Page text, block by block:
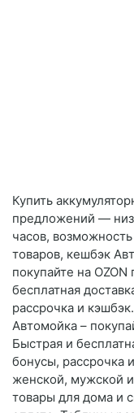
Купить
предложений —
часов,
товаров, кешбэк
покупайте на
бесплатная
рассрочка и
Автомойка –
Быстрая и
бонусы, рассрочка
женской, мужской
товары для дома и